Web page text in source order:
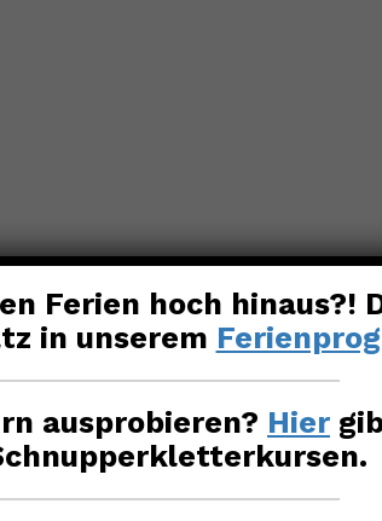
Ferien hoch hinaus?!
in unserem
ausprobieren? Hier